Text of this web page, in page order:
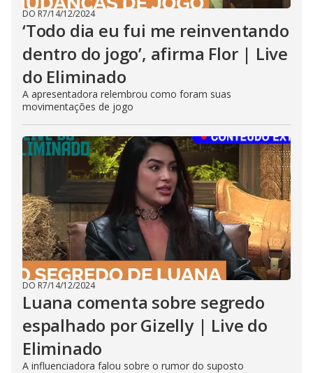
DO R7/14/12/2024
‘Todo dia eu fui me reinventando
dentro do jogo’, afirma Flor | Live
do Eliminado
A apresentadora relembrou como foram suas
movimentações de jogo
DO R7/14/12/2024
Luana comenta sobre segredo
espalhado por Gizelly | Live do
Eliminado
A influenciadora falou sobre o rumor do suposto